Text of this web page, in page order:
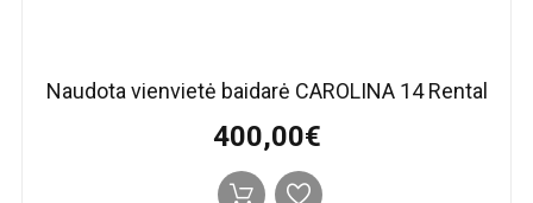
Naudota vienvietė baidarė CAROLINA 14 Rental
400,00€